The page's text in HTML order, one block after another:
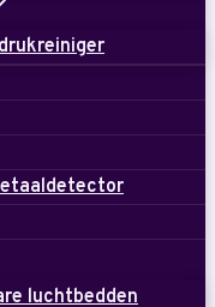
luchtbedden